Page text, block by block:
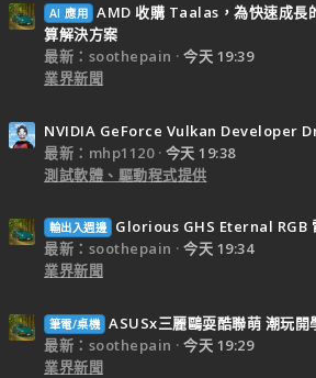
AI 應用 AMD 收購 Taalas，為快速成長
算解決方案
最新：soothepain
今天 19:39
業界新聞
NVIDIA GeForce Vulkan Developer
最新：mhp1120
今天 19:38
測試軟體、驅動程式提供
輸出入週邊
Glorious GHS Eternal RGB
最新：soothepain
今天 19:34
業界新聞
筆電/桌機 ASUSx三麗鷗耍酷聯萌 潮玩開
最新：soothepain
今天 19:29
業界新聞